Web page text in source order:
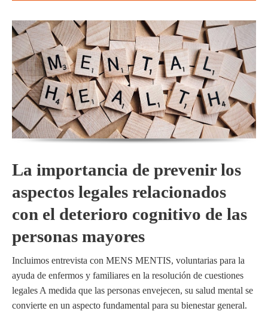
La importancia de prevenir los
aspectos legales relacionados
con el deterioro cognitivo de las
personas mayores
Incluimos entrevista con MENS MENTIS, voluntarias para la
ayuda de enfermos y familiares en la resolución de cuestiones
legales A medida que las personas envejecen, su salud mental se
convierte en un aspecto fundamental para su bienestar general.